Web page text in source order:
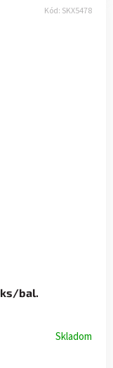
bal.
Skladom
Kód: SKX5478